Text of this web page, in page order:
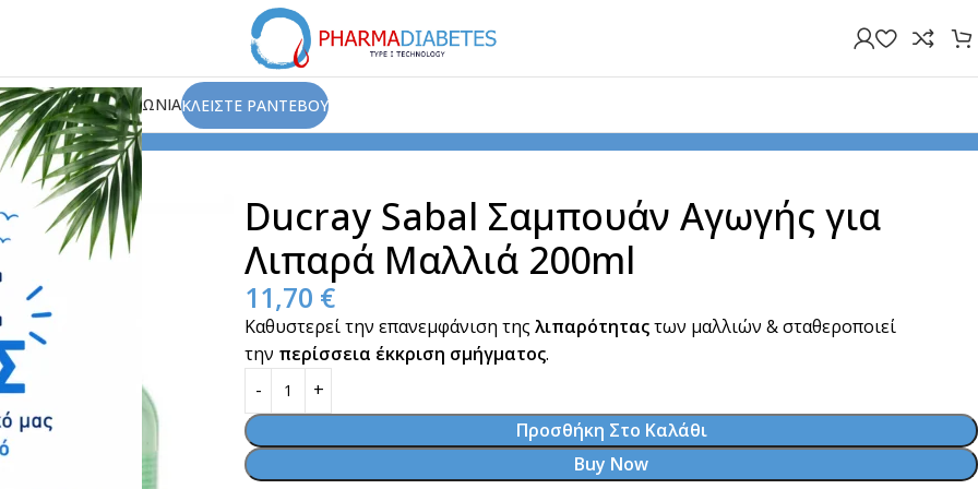
ΑΡΘΡΑΕΠΙΚΟΙΝΩΝΙΑΚΛΕΙΣΤΕ ΡΑΝΤΕΒΟΥ
Sabal Σαμπουάν Αγωγής για Λιπαρά Μαλλιά 200ml
Ducray Sabal Σαμπουάν Αγωγής για
Λιπαρά Μαλλιά 200ml
11,70 €
Καθυστερεί την επανεμφάνιση της λιπαρότηταςτων μαλλιών & σταθεροποιεί
την περίσσεια έκκριση σμήγματος.
Προσθήκη Στο Καλάθι
Buy Now